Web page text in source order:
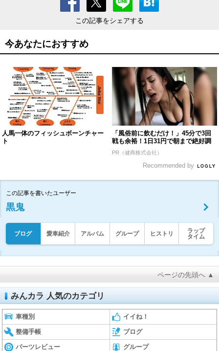
この記事をシェアする
今あなたにおすすめ
人馬一体のフィッシュボーンチャー
ト
「風俗前に飲むだけ！」45分で3回
戦も余裕！1日31円で朝まで絶好調
PR（健商株式会社）
Recommended by
この記事を書いたユーザー
黒鬼
ブログ 愛車紹介 アルバム グループ ヒストリ
ラップ
タイム
ページの先頭へ ▲
みんカラ 人気のカテゴリ
車種別 イイね！
整備手帳 ブログ
パーツレビュー グループ